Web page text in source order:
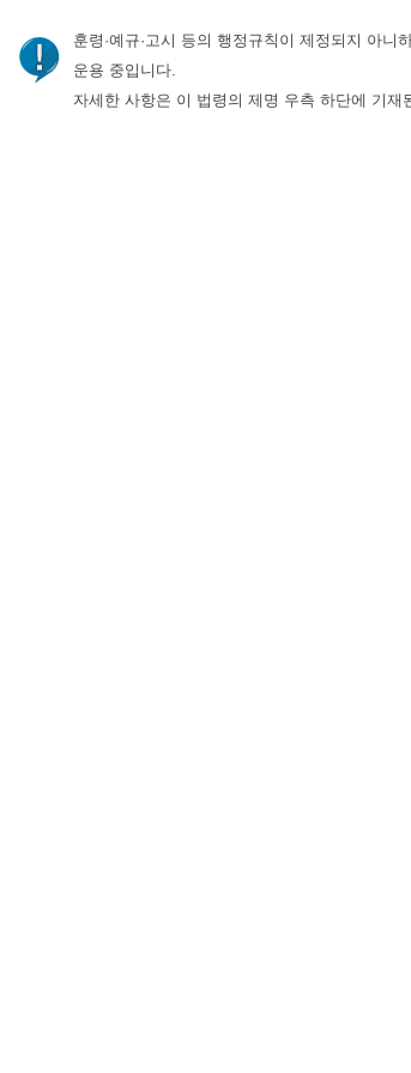
훈령·예규·고시 등의 행정규칙이 제정되지 아
운용 중입니다.
자세한 사항은 이 법령의 제명 우측 하단에 기